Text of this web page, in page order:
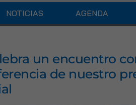
NOTICIAS AGENDA
un encuentro
de nuestro